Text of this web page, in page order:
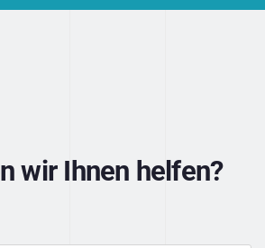
wir Ihnen helfen?